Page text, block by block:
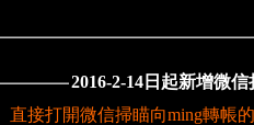
2016-2-14日起新增微